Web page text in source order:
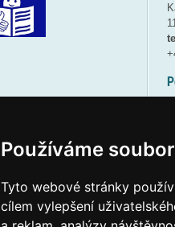
Používáme
Tyto webové stránky
cílem vylepšení